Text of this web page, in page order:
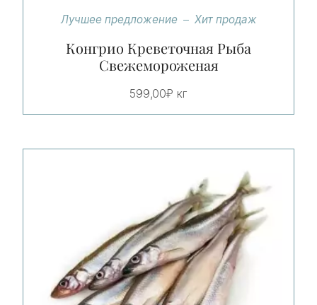
Лучшее предложение Хит продаж
Конгрио Креветочная Рыба
Свежемороженая
599,00₽ кг